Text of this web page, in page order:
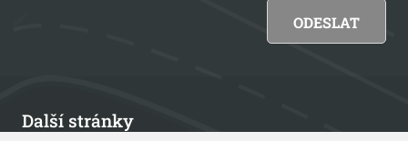
Další stránky